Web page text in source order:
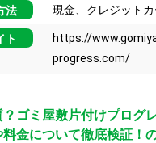
法 現金、クレジット
ト
https://
progress.com/
ゴミ屋敷片付けプログ
金について徹底検証！